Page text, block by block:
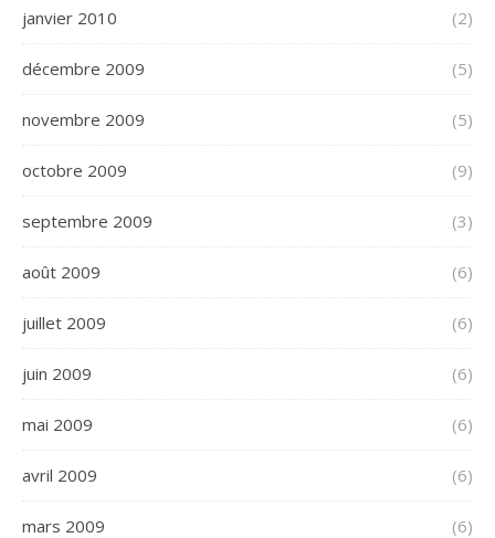
janvier 2010 (2)
décembre 2009 (5)
novembre 2009 (5)
octobre 2009 (9)
septembre 2009 (3)
août 2009 (6)
juillet 2009 (6)
juin 2009 (6)
mai 2009 (6)
avril 2009 (6)
mars 2009 (6)